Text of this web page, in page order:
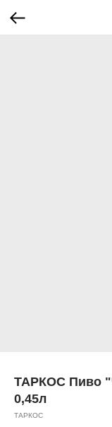
ТАРКОС Пиво
0,45л
ТАРКОС